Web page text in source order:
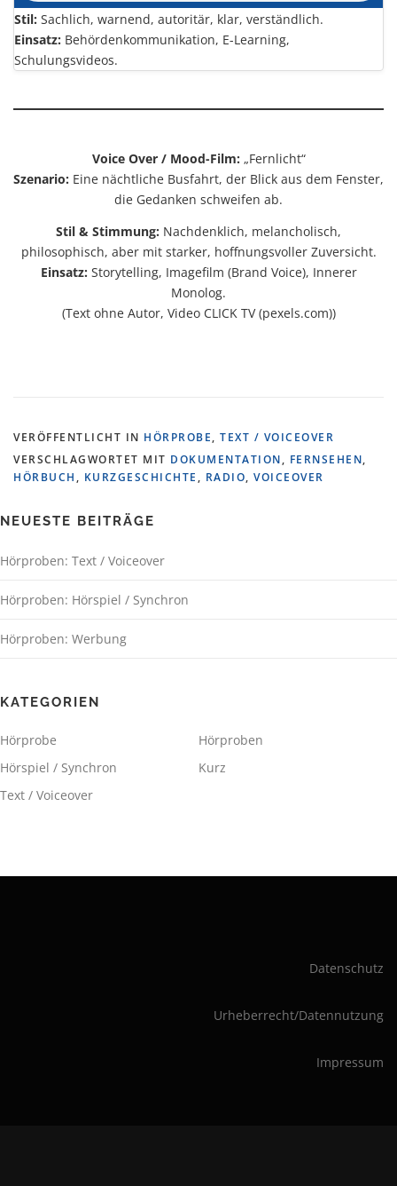
Stil: Sachlich, warnend, autoritär, klar, verständlich.
Einsatz: Behördenkommunikation, E-Learning,
Schulungsvideos.
Voice Over / Mood-Film: „Fernlicht“
Szenario: Eine nächtliche Busfahrt, der Blick aus dem Fenster,
die Gedanken schweifen ab.
Stil & Stimmung: Nachdenklich, melancholisch,
philosophisch, aber mit starker, hoffnungsvoller Zuversicht.
Einsatz: Storytelling, Imagefilm (Brand Voice), Innerer
Monolog.
(Text ohne Autor, Video CLICK TV (pexels.com))
VERÖFFENTLICHT IN HÖRPROBE, TEXT / VOICEOVER
VERSCHLAGWORTET MIT DOKUMENTATION, FERNSEHEN,
HÖRBUCH , KURZGESCHICHTE , RADIO, VOICEOVER
NEUESTE BEITRÄGE
Hörproben: Text / Voiceover
Hörproben: Hörspiel / Synchron
Hörproben: Werbung
KATEGORIEN
Hörprobe
Hörproben
Hörspiel / Synchron
Kurz
Text / Voiceover
Datenschutz
Urheberrecht/Datennutzung
Impressum